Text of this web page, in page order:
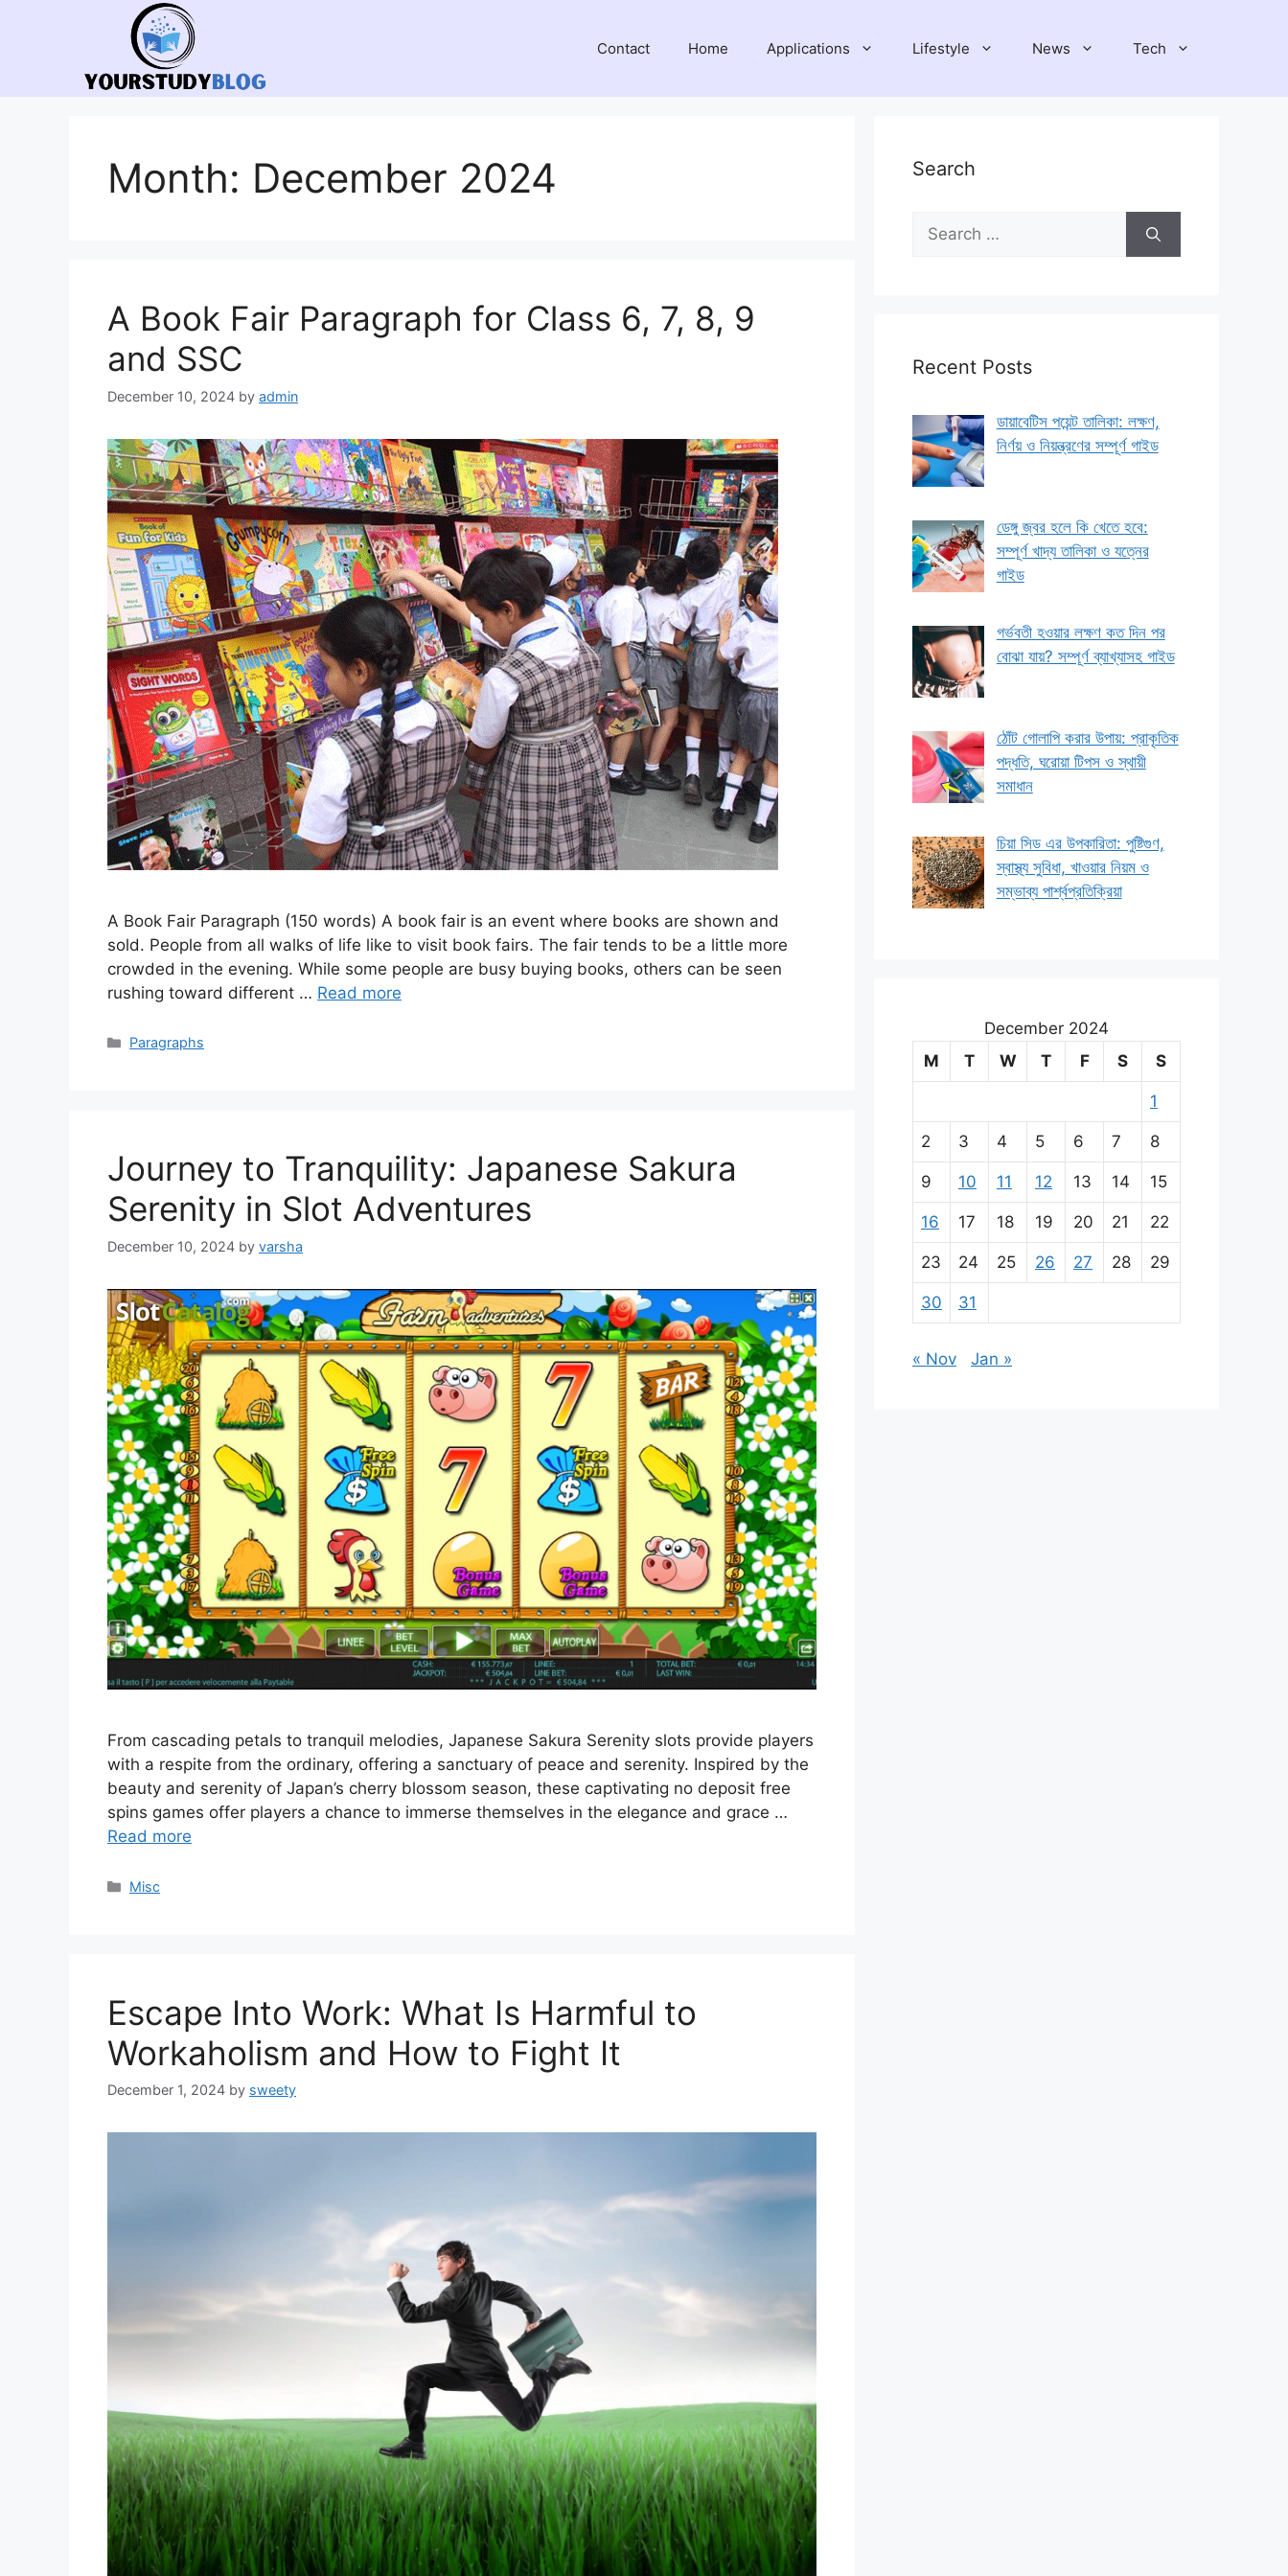
Contact Home Applications Lifestyle News Tech
Month: December 2024
A Book Fair Paragraph for Class 6, 7, 8, 9
and SSC
December 10, 2024 by admin
A Book Fair Paragraph (150 words) A book fair is an event where books are shown and
sold. People from all walks of life like to visit book fairs. The fair tends to be a little more
crowded in the evening. While some people are busy buying books, others can be seen
rushing toward different … Read more
Categories
Paragraphs
Journey to Tranquility: Japanese Sakura
Serenity in Slot Adventures
December 10, 2024 by varsha
From cascading petals to tranquil melodies, Japanese Sakura Serenity slots provide players
with a respite from the ordinary, offering a sanctuary of peace and serenity. Inspired by the
beauty and serenity of Japan’s cherry blossom season, these captivating no deposit free
spins games offer players a chance to immerse themselves in the elegance and grace …
Read more
Categories
Misc
Escape Into Work: What Is Harmful to
Workaholism and How to Fight It
December 1, 2024 by sweety
Search
Search
for:
Recent Posts
ডায়াবেটিস পয়েন্ট তালিকা: লক্ষণ,
নির্ণয় ও নিয়ন্ত্রণের সম্পূর্ণ গাইড
ডেঙ্গু জ্বর হলে কি খেতে হবে:
সম্পূর্ণ খাদ্য তালিকা ও যত্নের
গাইড
গর্ভবতী হওয়ার লক্ষণ কত দিন পর
বোঝা যায়? সম্পূর্ণ ব্যাখ্যাসহ গাইড
ঠোঁট গোলাপি করার উপায়: প্রাকৃতিক
পদ্ধতি, ঘরোয়া টিপস ও স্থায়ী
সমাধান
চিয়া সিড এর উপকারিতা: পুষ্টিগুণ,
স্বাস্থ্য সুবিধা, খাওয়ার নিয়ম ও
সম্ভাব্য পার্শ্বপ্রতিক্রিয়া
December 2024
M
T W T F S S
1
2 3 4 5 6 7 8
9 10 11 12 13 14 15
16 17 18 19 20 21 22
23 24 25 26 27 28 29
30 31
« Nov Jan »